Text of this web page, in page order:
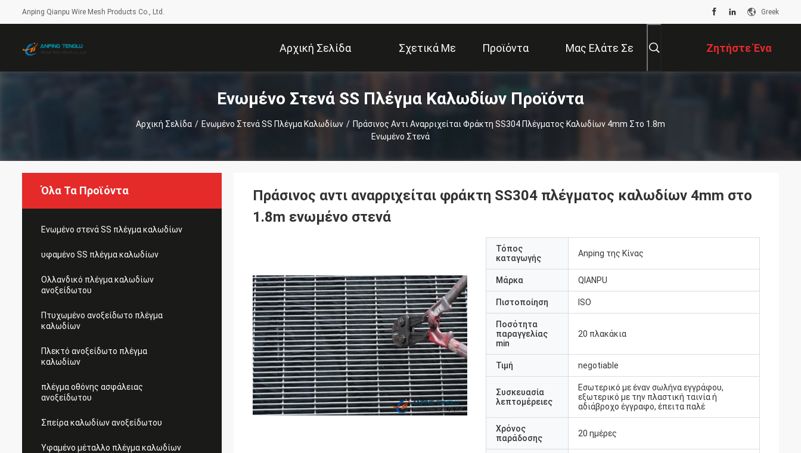
Anping Qianpu Wire Mesh Products Co., Ltd. Greek
Αρχική Σελίδα Σχετικά Με
Εμάς
Προϊόντα Μας Ελάτε Σε Ζητήστε Ένα
Απόσπασμα
Ενωμένο Στενά SS Πλέγμα Καλωδίων Προϊόντα
Αρχική Σελίδα / Ενωμένο Στενά SS Πλέγμα Καλωδίων / Πράσινος Αντι Αναρριχείται Φράκτη SS304 Πλέγματος Καλωδίων 4mm Στο 1.8m
Ενωμένο Στενά
Όλα Τα Προϊόντα
Ενωμένο στενά SS πλέγμα καλωδίων
υφαμένο SS πλέγμα καλωδίων
Ολλανδικό πλέγμα καλωδίων
ανοξείδωτου
Πτυχωμένο ανοξείδωτο πλέγμα
καλωδίων
Πλεκτό ανοξείδωτο πλέγμα
καλωδίων
πλέγμα οθόνης ασφάλειας
ανοξείδωτου
Σπείρα καλωδίων ανοξείδωτου
Υφαμένο μέταλλο πλέγμα καλωδίων
Πράσινος αντι αναρριχείται φράκτη SS304 πλέγματος καλωδίων 4mm στο
1.8m ενωμένο στενά
Τόπος
καταγωγής
Anping της Κίνας
Μάρκα QIANPU
Πιστοποίηση ISO
Ποσότητα
παραγγελίας
min
20 πλακάκια
Τιμή negotiable
Συσκευασία
λεπτομέρειες
Εσωτερικό με έναν σωλήνα εγγράφου,
εξωτερικό με την πλαστική ταινία ή
αδιάβροχο έγγραφο, έπειτα παλέ
Χρόνος
παράδοσης
20 ημέρες